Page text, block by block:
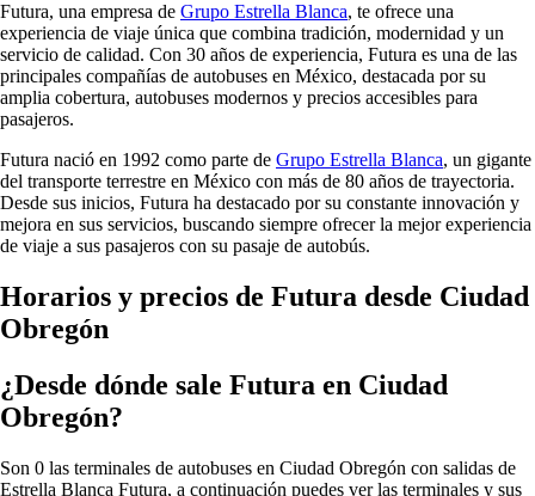
Futura, una empresa de Grupo Estrella Blanca, te ofrece una
experiencia de viaje única que combina tradición, modernidad y un
servicio de calidad. Con 30 años de experiencia, Futura es una de las
principales compañías de autobuses en México, destacada por su
amplia cobertura, autobuses modernos y precios accesibles para
pasajeros.
Futura nació en 1992 como parte de Grupo Estrella Blanca, un gigante
del transporte terrestre en México con más de 80 años de trayectoria.
Desde sus inicios, Futura ha destacado por su constante innovación y
mejora en sus servicios, buscando siempre ofrecer la mejor experiencia
de viaje a sus pasajeros con su pasaje de autobús.
Horarios y precios de Futura desde Ciudad
Obregón
¿Desde dónde sale Futura en Ciudad
Obregón?
Son 0 las terminales de autobuses en Ciudad Obregón con salidas de
Estrella Blanca Futura, a continuación puedes ver las terminales y sus